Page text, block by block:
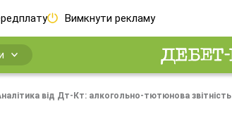
Вимкнути рекламу
від Дт-Кт: алкогольно-тютюнова звітність